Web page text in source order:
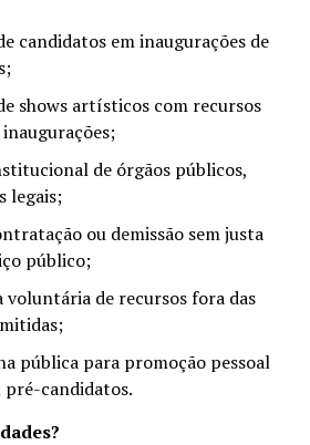
candidatos em inaugurações de
shows artísticos com recursos
de órgãos públicos,
legais;
ou demissão sem justa
público;
voluntária de recursos fora das
pública para promoção pessoal
pré-candidatos.